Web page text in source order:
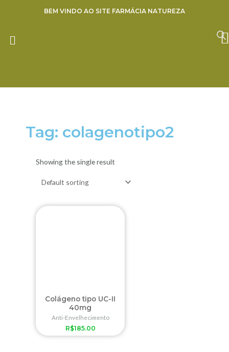
conteúdo
BEM VINDO AO SITE FARMÁCIA NATUREZA
Tag: colagenotipo2
Showing the single result
Colágeno tipo UC-II
40mg
Anti-Envelhecimento
R$185.00